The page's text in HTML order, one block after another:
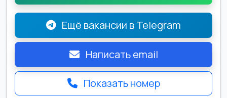
Ещё вакансии в Telegram
Написать email
Показать номер